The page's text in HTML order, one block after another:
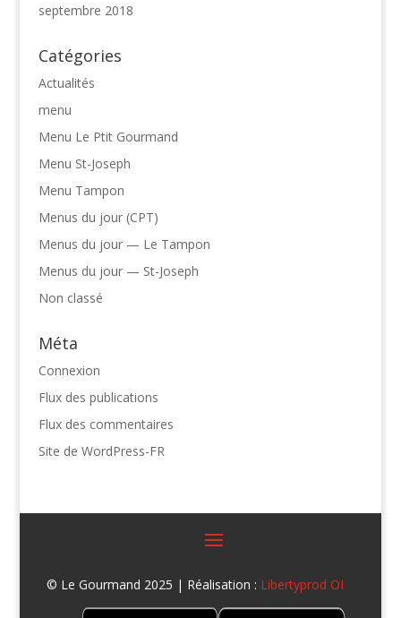
septembre 2018
Catégories
Actualités
menu
Menu Le Ptit Gourmand
Menu St-Joseph
Menu Tampon
Menus du jour (CPT)
Menus du jour — Le Tampon
Menus du jour — St-Joseph
Non classé
Méta
Connexion
Flux des publications
Flux des commentaires
Site de WordPress-FR
© Le Gourmand 2025 | Réalisation : Libertyprod OI